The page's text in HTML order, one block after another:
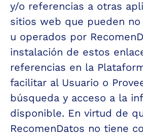
y/o referencias a otras
sitios web que pueden
u operados por
instalación de estos
referencias en la
facilitar al Usuario o
búsqueda y acceso a la
disponible. En virtud de
RecomenDatos no tiene